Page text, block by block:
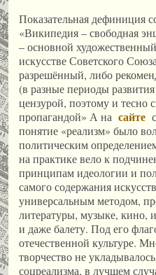
Показательная дефиниция
«Википедия – свободная
– основной
искусстве Советского
разрешённый, либо
(в разные периоды
цензурой, поэтому и тесно
пропагандой» А на сайте
понятие «реализм» было
политическим
на практике вело к
принципам идеологии и
самого содержания
универсальным методом,
литературы, музыке, кино,
и даже балету. Под его
отечественной культуре.
творчество не
соцреализма, в лучшем